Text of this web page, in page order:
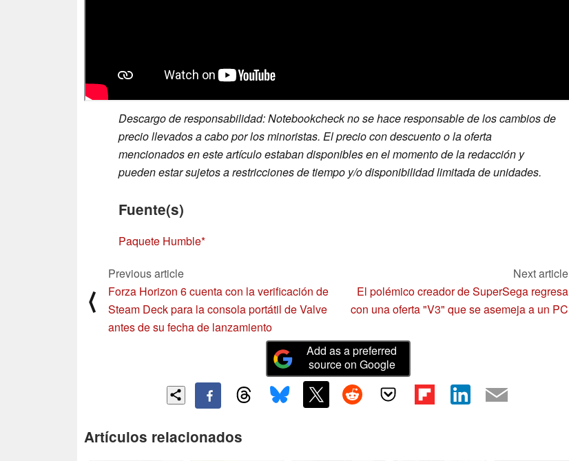
Descargo de responsabilidad: Notebookcheck no se hace responsable de los cambios de
precio llevados a cabo por los minoristas. El precio con descuento o la oferta
mencionados en este artículo estaban disponibles en el momento de la redacción y
pueden estar sujetos a restricciones de tiempo y/o disponibilidad limitada de unidades.
Fuente(s)
Paquete Humble
⟨
Previous article
Forza Horizon 6 cuenta con la verificación de
Steam Deck para la consola portátil de Valve
antes de su fecha de lanzamiento
Next article
El polémico creador de SuperSega regresa
con una oferta "V3" que se asemeja a un PC
Add as a preferred
source on Google
Artículos relacionados